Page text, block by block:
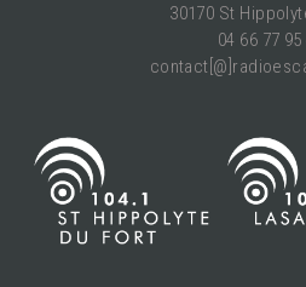
30170 St
04 66 77 95